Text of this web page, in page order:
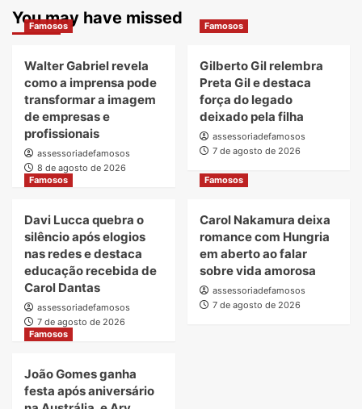
You may have missed
Famosos
Walter Gabriel revela
como a imprensa pode
transformar a imagem
de empresas e
profissionais
assessoriadefamosos
8 de agosto de 2026
Famosos
Gilberto Gil relembra
Preta Gil e destaca
força do legado
deixado pela filha
assessoriadefamosos
7 de agosto de 2026
Famosos
Davi Lucca quebra o
silêncio após elogios
nas redes e destaca
educação recebida de
Carol Dantas
assessoriadefamosos
7 de agosto de 2026
Famosos
Carol Nakamura deixa
romance com Hungria
em aberto ao falar
sobre vida amorosa
assessoriadefamosos
7 de agosto de 2026
Famosos
João Gomes ganha
festa após aniversário